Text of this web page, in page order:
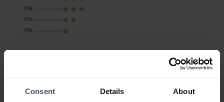
Consent Details About
0%
0%
0%
Avis par El pistolero mercredi, 19 mai 2021
LOOK